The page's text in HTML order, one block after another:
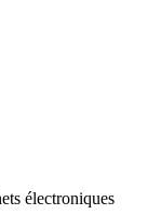
électroniques